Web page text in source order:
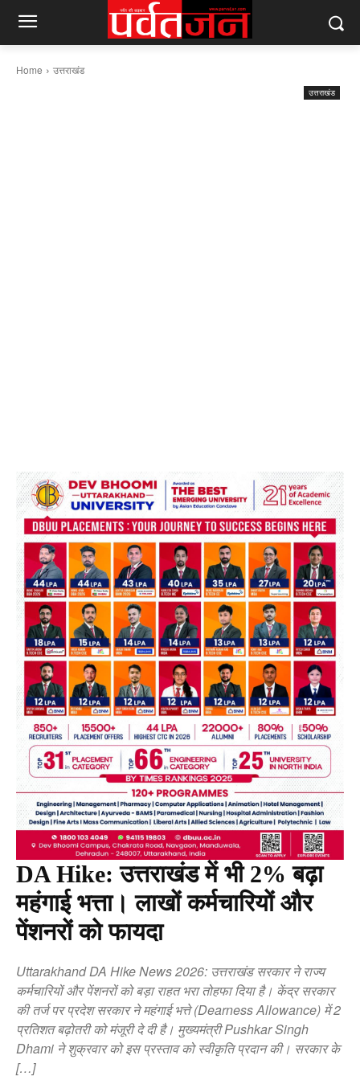
Home उत्तराखंड
उत्तराखंड
DA Hike: उत्तराखंड में भी 2% बढ़ा
महंगाई भत्ता। लाखों कर्मचारियों और
पेंशनरों को फायदा
Uttarakhand DA Hike News 2026: उत्तराखंड सरकार ने राज्य
कर्मचारियों और पेंशनरों को बड़ा राहत भरा तोहफा दिया है। केंद्र सरकार
की तर्ज पर प्रदेश सरकार ने महंगाई भत्ते (Dearness Allowance) में 2
प्रतिशत बढ़ोतरी को मंजूरी दे दी है। मुख्यमंत्री Pushkar Singh
Dhami ने शुक्रवार को इस प्रस्ताव को स्वीकृति प्रदान की। सरकार के
[…]